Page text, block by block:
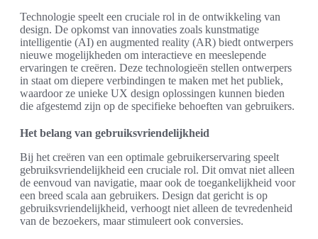
Technologie speelt een cruciale rol in de ontwikkeling van
design. De opkomst van innovaties zoals kunstmatige
intelligentie (AI) en augmented reality (AR) biedt ontwerpers
nieuwe mogelijkheden om interactieve en meeslepende
ervaringen te creëren. Deze technologieën stellen ontwerpers
in staat om diepere verbindingen te maken met het publiek,
waardoor ze unieke UX design oplossingen kunnen bieden
die afgestemd zijn op de specifieke behoeften van gebruikers.
Het belang van gebruiksvriendelijkheid
Bij het creëren van een optimale gebruikerservaring speelt
gebruiksvriendelijkheid een cruciale rol. Dit omvat niet alleen
de eenvoud van navigatie, maar ook de toegankelijkheid voor
een breed scala aan gebruikers. Design dat gericht is op
gebruiksvriendelijkheid, verhoogt niet alleen de tevredenheid
van de bezoekers, maar stimuleert ook conversies.